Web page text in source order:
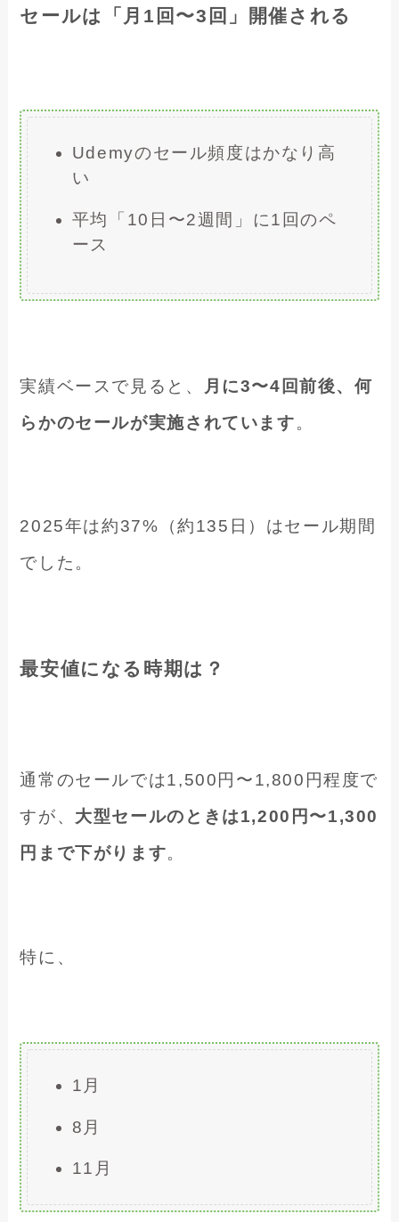
セールは「月1回〜3回」開催される
Udemyのセール頻度はかなり高
い
平均「10日〜2週間」に1回のペ
ース
実績ベースで見ると、
月に3〜4回前後、何
らかのセールが実施されています。
2025年は約37%（約135日）はセール期間
でした。
最安値になる時期は？
通常のセールでは1,500円〜1,800円程度で
すが、 大型セールのときは1,200円〜1,300
円まで下がります。
特に、
1月
8月
11月